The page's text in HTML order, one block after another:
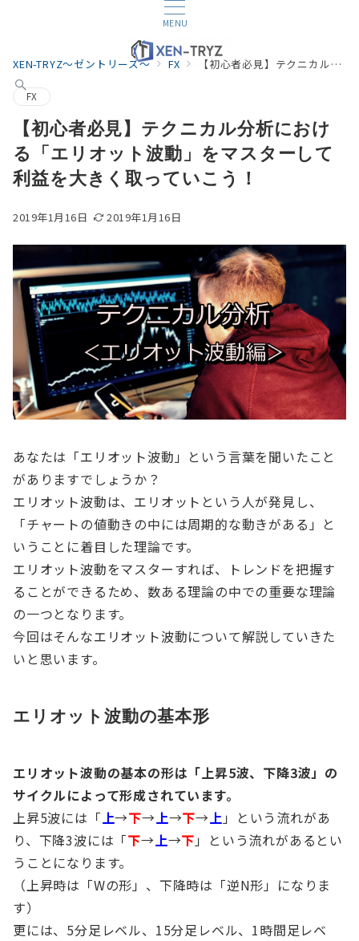
MENU
XEN-TRYZ～ゼントリーズ～ FX 【初心者必見】テクニカル分析における「エリオット波動」をマスターして利益を大きく取っていこう！
FX
【初心者必見】テクニカル分析におけ
る「エリオット波動」をマスターして
利益を大きく取っていこう！
2019年1月16日 2019年1月16日
あなたは「エリオット波動」という言葉を聞いたこと
がありますでしょうか？
エリオット波動は、エリオットという人が発見し、
「チャートの値動きの中には周期的な動きがある」と
いうことに着目した理論です。
エリオット波動をマスターすれば、トレンドを把握す
ることができるため、数ある理論の中での重要な理論
の一つとなります。
今回はそんなエリオット波動について解説していきた
いと思います。
エリオット波動の基本形
エリオット波動の基本の形は「上昇5波、下降3波」の
サイクルによって形成されています。
上昇5波には「上→下→上→下→上 」という流れがあ
り、下降3波には「下→上→下 」という流れがあるとい
うことになります。
（上昇時は「Wの形」、下降時は「逆N形」になりま
す）
更には、5分足レベル、15分足レベル、1時間足レベ